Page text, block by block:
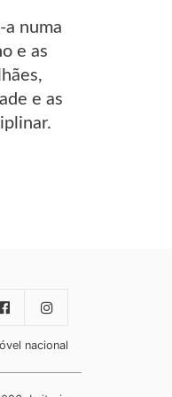
numa
e as
e as
nacional